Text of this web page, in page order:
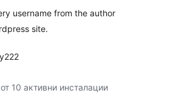
username from the author
site.
10 активни инсталации